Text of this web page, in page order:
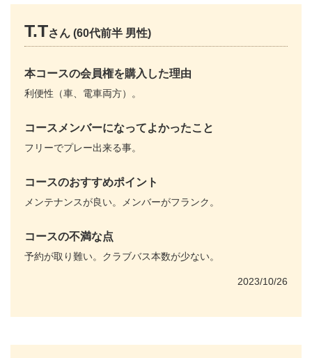
T.Tさん (60代前半 男性)
本コースの会員権を購入した理由
利便性（車、電車両方）。
コースメンバーになってよかったこと
フリーでプレー出来る事。
コースのおすすめポイント
メンテナンスが良い。メンバーがフランク。
コースの不満な点
予約が取り難い。クラブバス本数が少ない。
2023/10/26